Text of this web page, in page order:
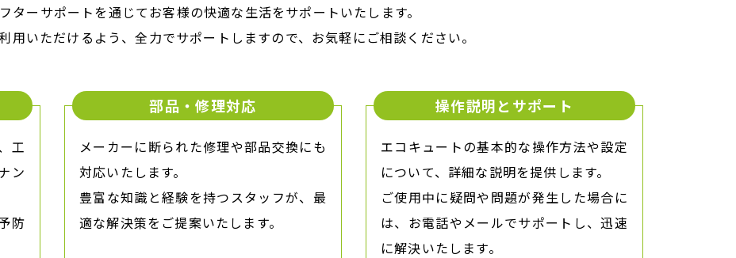
ターサポートを通じてお客様の快適な生活をサポートいたします。
用いただけるよう、全力でサポートしますので、お気軽にご相談ください。
工
ン
防
部品・修理対応
メーカーに断られた修理や部品交換にも
対応いたします。
豊富な知識と経験を持つスタッフが、最
適な解決策をご提案いたします。
操作説明とサポート
エコキュートの基本的な操作方法や設定
について、詳細な説明を提供します。
ご使用中に疑問や問題が発生した場合に
は、お電話やメールでサポートし、迅速
に解決いたします。